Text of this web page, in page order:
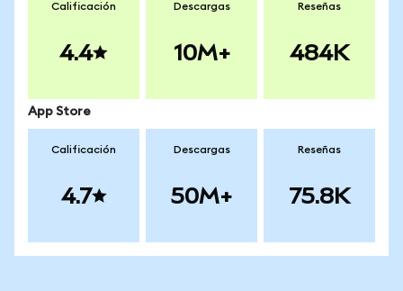
Calificación
4.4
Descargas
10M+
Reseñas
484K
App Store
Calificación
4.7
Descargas
50M+
Reseñas
75.8K